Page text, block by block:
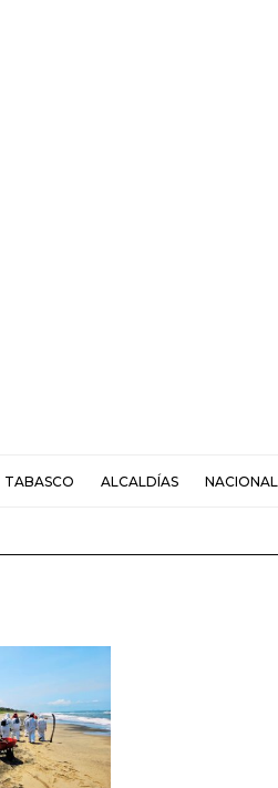
TABASCO ALCALDÍAS NACIONAL